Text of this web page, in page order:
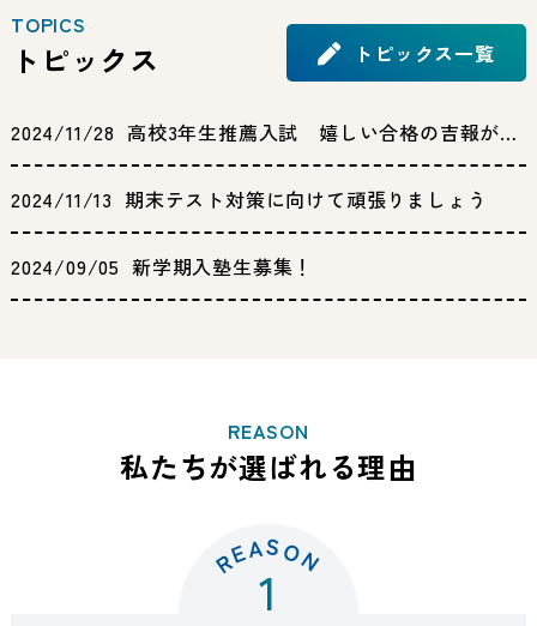
TOPICS
トピックス トピックス一覧
2024/11/28 高校3年生推薦入試 嬉しい合格の吉報が届き始めました。
2024/11/13 期末テスト対策に向けて頑張りましょう
2024/09/05 新学期入塾生募集！
REASON
私たちが選ばれる理由
REASON
1